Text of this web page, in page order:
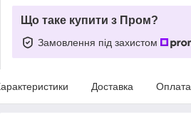
Що таке купити з Пром?
Замовлення під захистом
Доставка Оплата